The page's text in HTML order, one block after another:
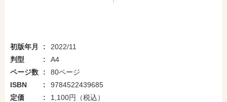
初版年月
2022/11
判型
A4
ページ数
80ページ
ISBN
9784522439685
定価
1,100円（税込）